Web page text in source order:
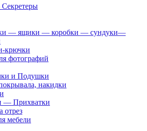
— ящики — коробки — сундуки—
крючки
фотографий
и Подушки
накидки
— Прихватки
отрез
мебели